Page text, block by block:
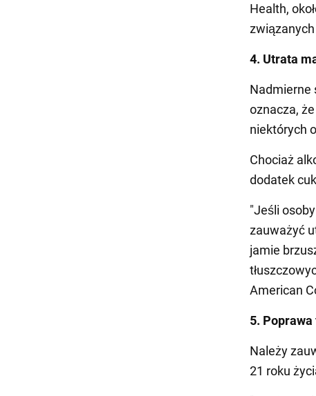
Health,
4. Utrata
Nadmierne
oznacza,
niektórych
Chociaż
dodatek
"Jeśli
zauważyć
jamie
American
5.
Należy
21 roku